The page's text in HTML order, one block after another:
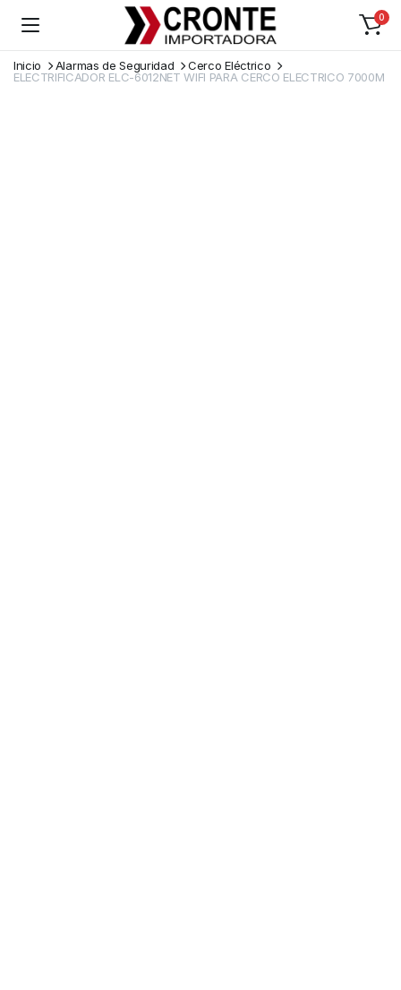
0
Inicio Alarmas de Seguridad
Cerco Eléctrico
ELECTRIFICADOR ELC-6012NET WIFI PARA CERCO ELECTRICO 7000M